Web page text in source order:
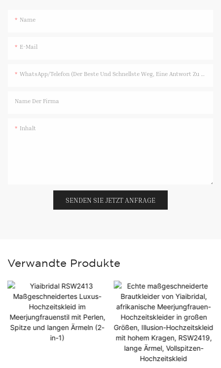
Name
E-Mail
WhatsApp/Telefon (Der Beste Und Schnellste Weg, Eine Antwort Zu Erhalten)
Name Der Firma
Inhalt
SENDEN SIE JETZT ANFRAGE
Verwandte Produkte